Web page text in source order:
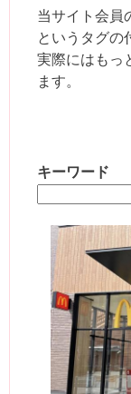
当サイト会員
というタグの
実際にはもっ
ます。
キーワード